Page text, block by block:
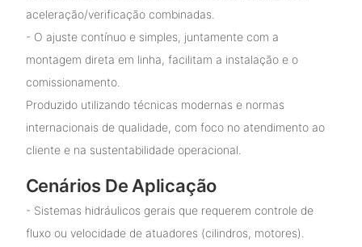
aceleração/verificação combinadas.
- O ajuste contínuo e simples, juntamente com a
montagem direta em linha, facilitam a instalação e o
comissionamento.
Produzido utilizando técnicas modernas e normas
internacionais de qualidade, com foco no atendimento ao
cliente e na sustentabilidade operacional.
Cenários De Aplicação
- Sistemas hidráulicos gerais que requerem controle de
fluxo ou velocidade de atuadores (cilindros, motores).